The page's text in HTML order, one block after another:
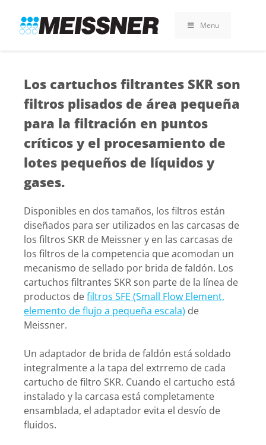
search
footer
contenido
Menu
Los cartuchos filtrantes SKR son
filtros plisados de área pequeña
para la filtración en puntos
críticos y el procesamiento de
lotes pequeños de líquidos y
gases.
Disponibles en dos tamaños, los filtros están
diseñados para ser utilizados en las carcasas de
los filtros SKR de Meissner y en las carcasas de
los filtros de la competencia que acomodan un
mecanismo de sellado por brida de faldón. Los
cartuchos filtrantes SKR son parte de la línea de
productos defiltros SFE (Small Flow Element,
elemento de flujo a pequeña escala) de
Meissner.
Un adaptador de brida de faldón está soldado
integralmente a la tapa del extrremo de cada
cartucho de filtro SKR. Cuando el cartucho está
instalado y la carcasa está completamente
ensamblada, el adaptador evita el desvío de
fluidos.